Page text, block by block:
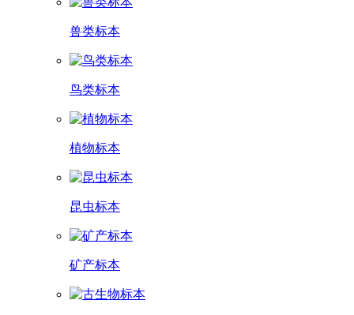
兽类标本
鸟类标本
植物标本
昆虫标本
矿产标本